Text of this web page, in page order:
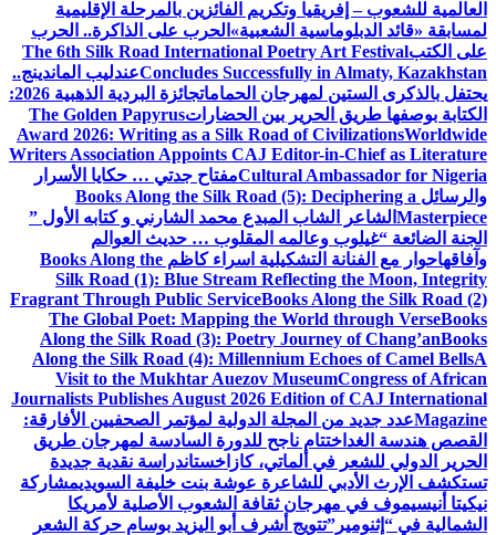
العالمية للشعوب – إفريقيا وتكريم الفائزين بالمرحلة الإقليمية
لمسابقة «قائد الدبلوماسية الشعبية» الحرب على الذاكرة.. الحرب
على الكتبThe 6th Silk Road International Poetry Art Festival
Concludes Successfully in Almaty, Kazakhstanعندليب الماندينج..
يحتفل بالذكرى الستين لمهرجان الحمامات
جائزة البردية الذهبية 2026:
الكتابة بوصفها طريق الحرير بين الحضاراتThe Golden Papyrus
Award 2026: Writing as a Silk Road of CivilizationsWorldwide
Writers Association Appoints CAJ Editor-in-Chief as Literature
Cultural Ambassador for Nigeriaمفتاح جدتي … حكايا الأسرار
والرسائل Books Along the Silk Road (5): Deciphering a
Masterpiece الشاعر الشاب المبدع محمد الشارني و كتابه الأول ”
الجنة الضائعة “غيلوب وعالمه المقلوب … حديث العوالم
وآفاقهاحوار مع الفنانة التشكيلية اسراء كاظم Books Along the
Silk Road (1): Blue Stream Reflecting the Moon, Integrity
Fragrant Through Public ServiceBooks Along the Silk Road (2)
The Global Poet: Mapping the World through VerseBooks
Along the Silk Road (3): Poetry Journey of Chang’anBooks
Along the Silk Road (4): Millennium Echoes of Camel BellsA
Visit to the Mukhtar Auezov MuseumCongress of African
Journalists Publishes August 2026 Edition of CAJ International
Magazineعدد جديد من المجلة الدولية لمؤتمر الصحفيين الأفارقة:
القصص هندسة الغد اختتام ناجح للدورة السادسة لمهرجان طريق
الحرير الدولي للشعر في ألماتي، كازاخستاندراسة نقدية جديدة
تستكشف الإرث الأدبي للشاعرة عوشة بنت خليفة السويديمشاركة
نيكيتا أنيسيموف في مهرجان ثقافة الشعوب الأصلية لأمريكا
الشمالية في “إثنومير”تتويج أشرف أبو اليزيد بوسام حركة الشعر